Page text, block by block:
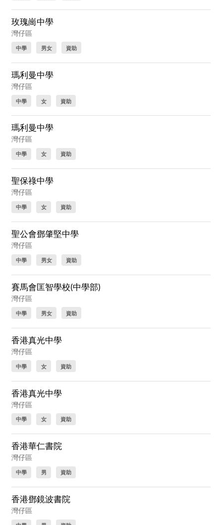
玫瑰崗中學
灣仔區
中學 男女 資助
瑪利曼中學
灣仔區
中學 女 資助
瑪利曼中學
灣仔區
中學 女 資助
聖保祿中學
灣仔區
中學 女 資助
聖公會鄧肇堅中學
灣仔區
中學 男女 資助
賽馬會匡智學校(中學部)
灣仔區
中學 男女 資助
香港真光中學
灣仔區
中學 女 資助
香港真光中學
灣仔區
中學 女 資助
香港華仁書院
灣仔區
中學 男 資助
香港鄧鏡波書院
灣仔區